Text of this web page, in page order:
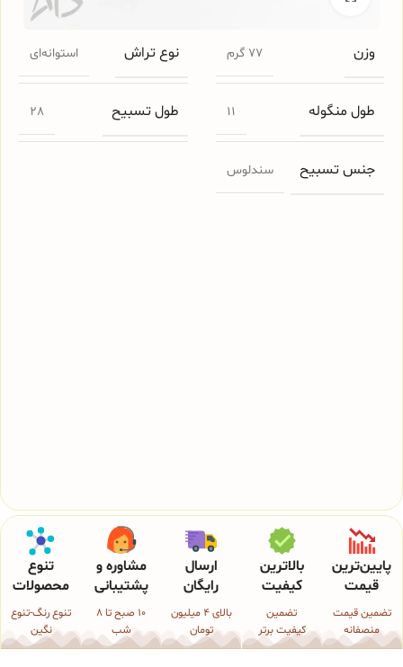
وزن 77 گرم نوع تراش استوانه‌ای
طول منگوله 11 طول تسبیح 28
جنس تسبیح سندلوس
پایین‌ترین
قیمت
تضمین قیمت
منصفانه
بالاترین
کیفیت
تضمین
کیفیت برتر
ارسال
رایگان
بالای 4 میلیون
تومان
مشاوره و
پشتیبانی
10 صبح تا 8
شب
تنوع
محصولات
تنوع رنگ-تنوع
نگین